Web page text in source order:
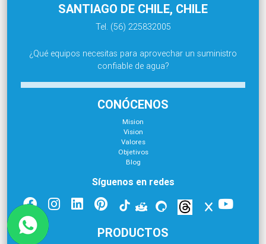
SANTIAGO DE CHILE, CHILE
Tel. (56) 225832005
¿Qué equipos necesitas para aprovechar un suministro
confiable de agua?
CONÓCENOS
Mision
Vision
Valores
Objetivos
Blog
Síguenos en redes
PRODUCTOS